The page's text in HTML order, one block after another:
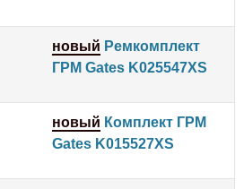
новый Ремкомплект
ГРМ Gates K025547XS
новый Комплект ГРМ
Gates K015527XS